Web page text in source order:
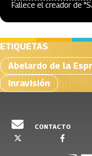
Fallece el creador de
ETIQUETAS
Abelardo de la
Inravisión
CONTACTO